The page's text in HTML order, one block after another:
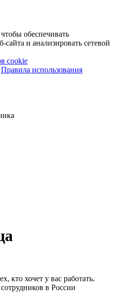
обеспечивать
и анализировать сетевой
cookie
Правила использования
кто хочет у вас работать.
в России